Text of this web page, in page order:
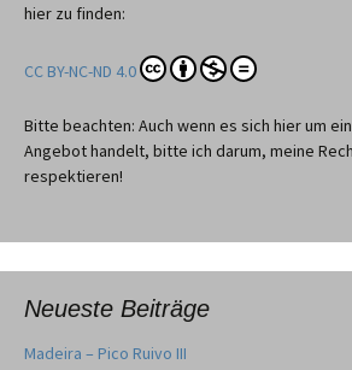
hier zu finden:
CC BY-NC-ND 4.0
Bitte beachten: Auch wenn es sich hier um
Angebot handelt, bitte ich darum, meine
respektieren!
Neueste Beiträge
Madeira – Pico Ruivo III